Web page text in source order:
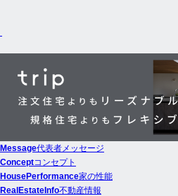
Message代表者メッセージ
Conceptコンセプト
HousePerformance家の性能
RealEstateInfo不動産情報